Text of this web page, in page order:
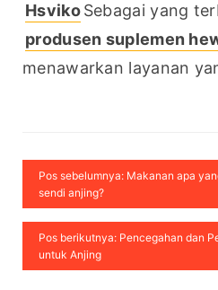
Hsviko
produsen suplemen
menawarkan layanan
Pos sebelumnya: Makanan apa
sendi anjing?
Pos berikutnya: Pencegahan dan
untuk Anjing